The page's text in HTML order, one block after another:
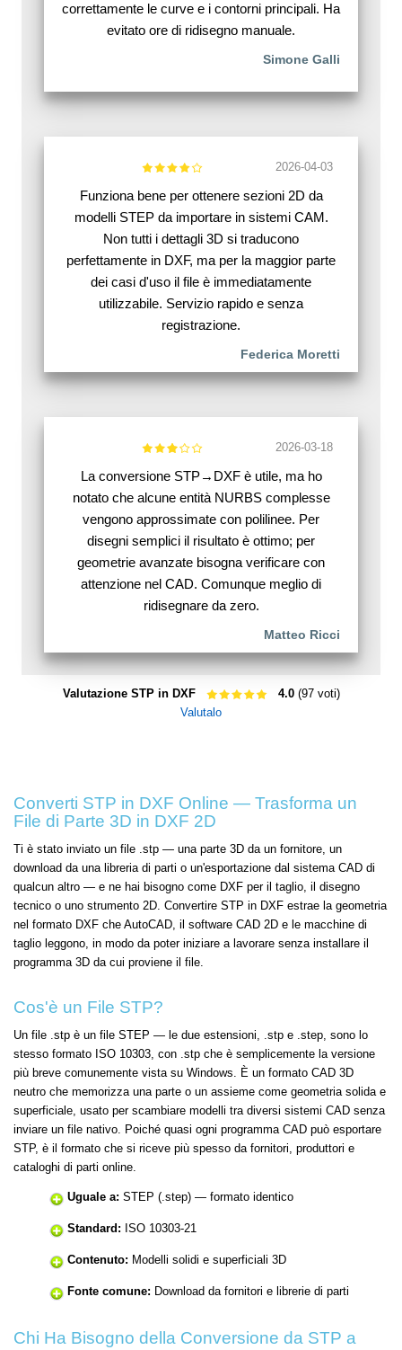
correttamente le curve e i contorni principali. Ha
evitato ore di ridisegno manuale.
Simone Galli
2026-04-03
Funziona bene per ottenere sezioni 2D da
modelli STEP da importare in sistemi CAM.
Non tutti i dettagli 3D si traducono
perfettamente in DXF, ma per la maggior parte
dei casi d'uso il file è immediatamente
utilizzabile. Servizio rapido e senza
registrazione.
Federica Moretti
2026-03-18
La conversione STP→DXF è utile, ma ho
notato che alcune entità NURBS complesse
vengono approssimate con polilinee. Per
disegni semplici il risultato è ottimo; per
geometrie avanzate bisogna verificare con
attenzione nel CAD. Comunque meglio di
ridisegnare da zero.
Matteo Ricci
Valutazione STP in DXF 4.0(97 voti)
Valutalo
Converti STP in DXF Online — Trasforma un
File di Parte 3D in DXF 2D
Ti è stato inviato un file .stp — una parte 3D da un fornitore, un
download da una libreria di parti o un'esportazione dal sistema CAD di
qualcun altro — e ne hai bisogno come DXF per il taglio, il disegno
tecnico o uno strumento 2D. Convertire STP in DXF estrae la geometria
nel formato DXF che AutoCAD, il software CAD 2D e le macchine di
taglio leggono, in modo da poter iniziare a lavorare senza installare il
programma 3D da cui proviene il file.
Cos'è un File STP?
Un file .stp è un file STEP — le due estensioni, .stp e .step, sono lo
stesso formato ISO 10303, con .stp che è semplicemente la versione
più breve comunemente vista su Windows. È un formato CAD 3D
neutro che memorizza una parte o un assieme come geometria solida e
superficiale, usato per scambiare modelli tra diversi sistemi CAD senza
inviare un file nativo. Poiché quasi ogni programma CAD può esportare
STP, è il formato che si riceve più spesso da fornitori, produttori e
cataloghi di parti online.
Uguale a: STEP (.step) — formato identico
Standard: ISO 10303-21
Contenuto: Modelli solidi e superficiali 3D
Fonte comune: Download da fornitori e librerie di parti
Chi Ha Bisogno della Conversione da STP a